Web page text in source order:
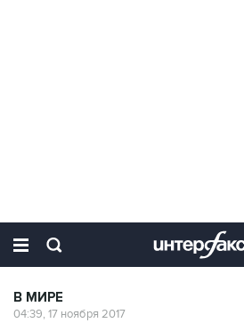
В МИРЕ
04:39, 17 ноября 2017